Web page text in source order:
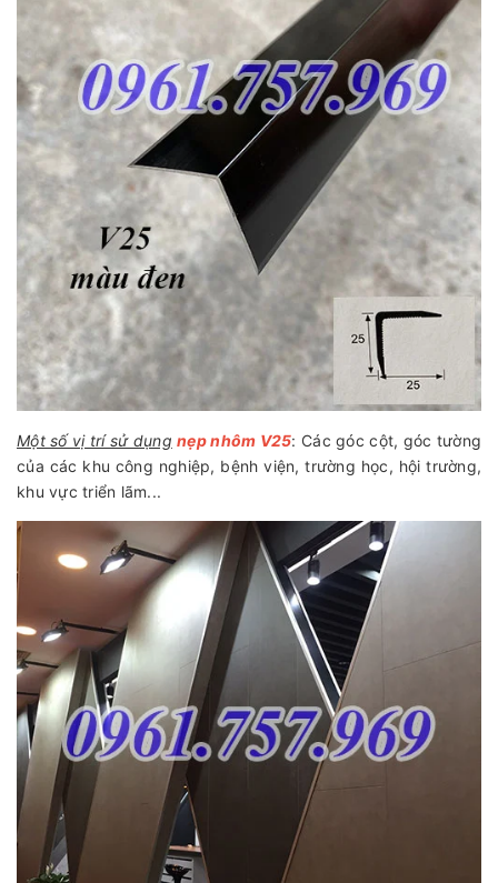
Một số vị trí sử dụng nẹp nhôm V25: Các góc cột, góc tường
của các khu công nghiệp, bệnh viện, trường học, hội trường,
khu vực triển lãm...